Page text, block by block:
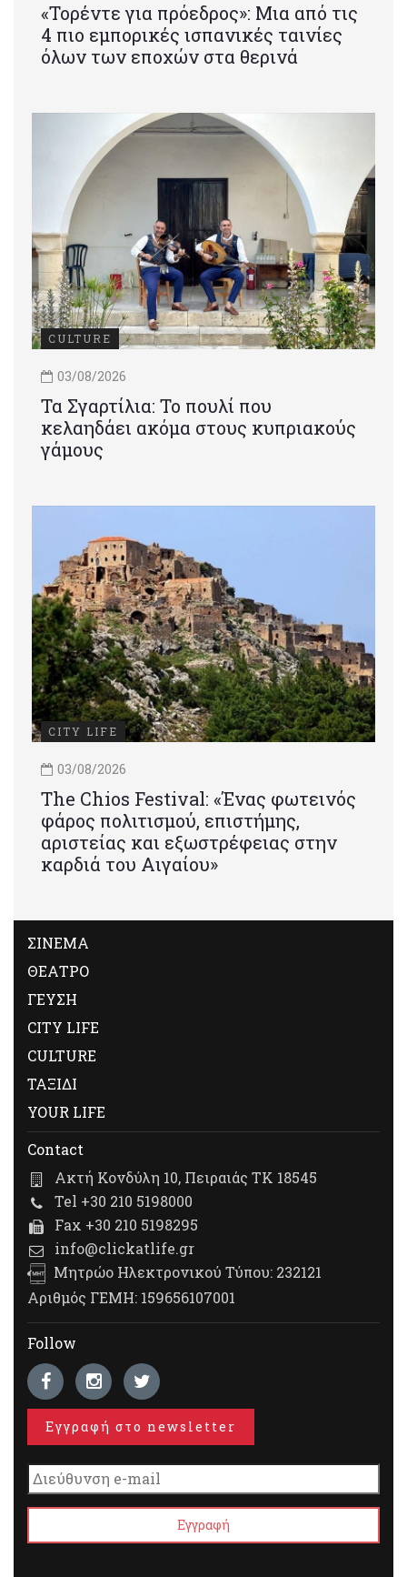
«Τορέντε για πρόεδρος»: Mια από τις
4 πιο εμπορικές ισπανικές ταινίες
όλων των εποχών στα θερινά
CULTURE
03/08/2026
Τα Σγαρτίλια: Το πουλί που
κελαηδάει ακόμα στους κυπριακούς
γάμους
CITY LIFE
03/08/2026
Τhe Chios Festival: «Ένας φωτεινός
φάρος πολιτισμού, επιστήμης,
αριστείας και εξωστρέφειας στην
καρδιά του Αιγαίου»
ΣΙΝΕΜΑ
ΘΕΑΤΡΟ
ΓΕΥΣΗ
CITY LIFE
CULTURE
ΤΑΞΙΔΙ
YOUR LIFE
Contact
Ακτή Κονδύλη 10, Πειραιάς ΤΚ 18545
Tel +30 210 5198000
Fax +30 210 5198295
info@clickatlife.gr
Μητρώο Ηλεκτρονικού Τύπου: 232121
Αριθμός ΓΕΜΗ: 159656107001
Follow
Εγγραφή στο newsletter